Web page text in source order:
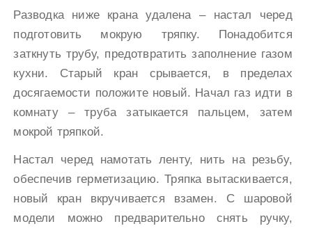
Разводка ниже крана удалена – настал черед
подготовить мокрую тряпку. Понадобится
заткнуть трубу, предотвратить заполнение газом
кухни. Старый кран срывается, в пределах
досягаемости положите новый. Начал газ идти в
комнату – труба затыкается пальцем, затем
мокрой тряпкой.
Настал черед намотать ленту, нить на резьбу,
обеспечив герметизацию. Тряпка вытаскивается,
новый кран вкручивается взамен. С шаровой
модели можно предварительно снять ручку,